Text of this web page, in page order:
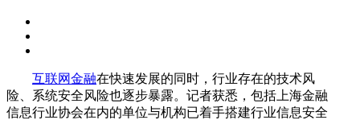
互联网金融在快速发展的同时，行业存在的技术风
险、系统安全风险也逐步暴露。记者获悉，包括上海金融
信息行业协会在内的单位与机构已着手搭建行业信息安全